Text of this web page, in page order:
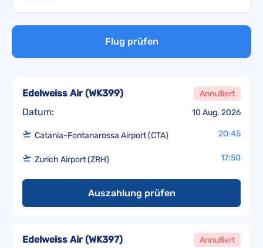
Flug prüfen
Datum: 10 Aug. 2026
Edelweiss Air(WK399) Annulliert
Catania-Fontanarossa Airport (CTA) 20:45
Zurich Airport (ZRH) 17:50
Auszahlung prüfen
Edelweiss Air(WK397) Annulliert